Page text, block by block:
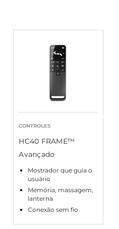
CONTROLES
HC40 FRAME™
Avançado
Mostrador que guia o
usuário
Memória, massagem,
lanterna
Conexão sem fio